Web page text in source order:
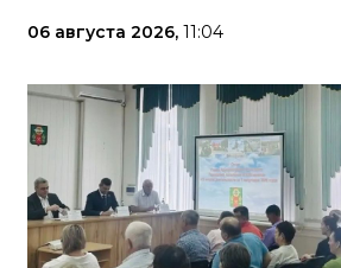
06 августа 2026, 11:04